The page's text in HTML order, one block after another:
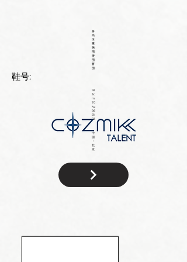
中
国
：
北
京
身
高:
体
重:
胸
围:
腰
围:
臀
围:
鞋号:
18
3c
m
70
kg
98
81
93
籍: